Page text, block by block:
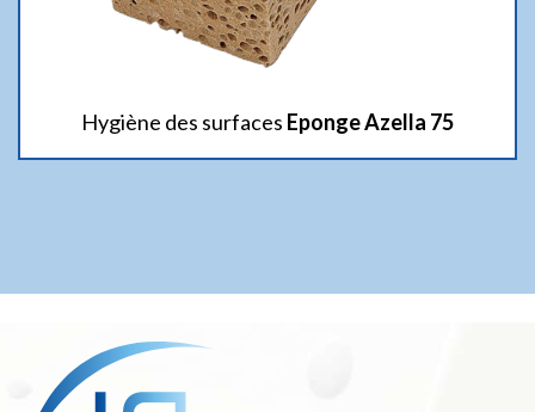
Hygiène des surfaces Eponge Azella 75